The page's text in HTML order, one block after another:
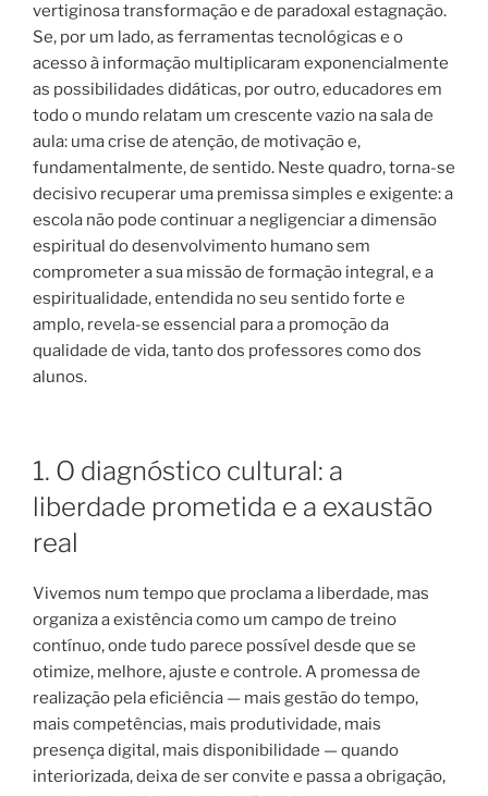
vertiginosa transformação e de paradoxal estagnação.
Se, por um lado, as ferramentas tecnológicas e o
acesso à informação multiplicaram exponencialmente
as possibilidades didáticas, por outro, educadores em
todo o mundo relatam um crescente vazio na sala de
aula: uma crise de atenção, de motivação e,
fundamentalmente, de sentido. Neste quadro, torna-se
decisivo recuperar uma premissa simples e exigente: a
escola não pode continuar a negligenciar a dimensão
espiritual do desenvolvimento humano sem
comprometer a sua missão de formação integral, e a
espiritualidade, entendida no seu sentido forte e
amplo, revela-se essencial para a promoção da
qualidade de vida, tanto dos professores como dos
alunos.
1. O diagnóstico cultural: a
liberdade prometida e a exaustão
real
Vivemos num tempo que proclama a liberdade, mas
organiza a existência como um campo de treino
contínuo, onde tudo parece possível desde que se
otimize, melhore, ajuste e controle. A promessa de
realização pela eficiência — mais gestão do tempo,
mais competências, mais produtividade, mais
presença digital, mais disponibilidade — quando
interiorizada, deixa de ser convite e passa a obrigação,